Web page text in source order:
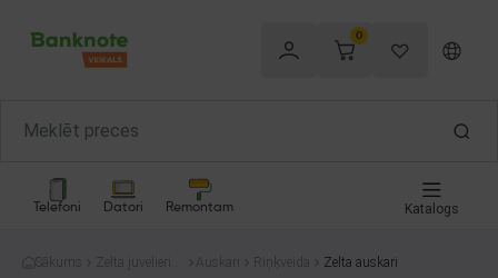
0
Telefoni Datori Remontam Katalogs
Sākums
Zelta juvelierizs
Auskari Riņķveida Zelta auskari